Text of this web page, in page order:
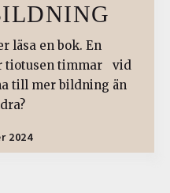
läsa en bok. En
tiotusen timmar vid
till mer bildning än
2024